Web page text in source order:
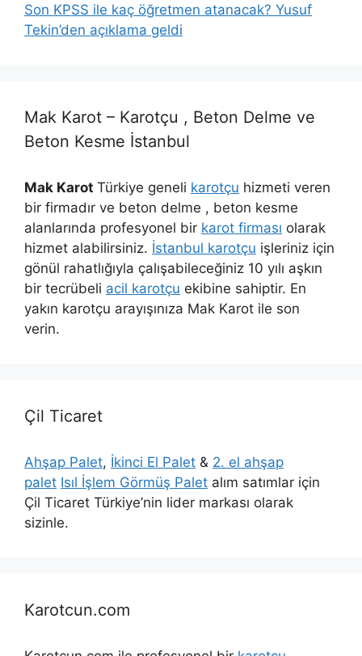
Son KPSS ile kaç öğretmen atanacak? Yusuf
Tekin’den açıklama geldi
Mak Karot – Karotçu , Beton Delme ve
Beton Kesme İstanbul
Mak Karot Türkiye geneli karotçu hizmeti veren
bir firmadır ve beton delme , beton kesme
alanlarında profesyonel bir karot firması olarak
hizmet alabilirsiniz. İstanbul karotçu işleriniz için
gönül rahatlığıyla çalışabileceğiniz 10 yılı aşkın
bir tecrübeli acil karotçu ekibine sahiptir. En
yakın karotçu arayışınıza Mak Karot ile son
verin.
Çil Ticaret
Ahşap Palet, İkinci El Palet & 2. el ahşap
palet Isıl İşlem Görmüş Palet alım satımlar için
Çil Ticaret Türkiye’nin lider markası olarak
sizinle.
Karotcun.com